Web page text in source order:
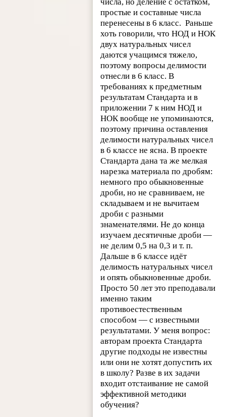
простые и составные числа
перенесены в 6 класс. Раньше
хоть говорили, что НОД и НОК
двух натуральных чисел
даются учащимся тяжело,
поэтому вопросы делимости
отнесли в 6 класс. В
требованиях к предметным
результатам Стандарта и в
приложении 7 к ним НОД и
НОК вообще не упоминаются,
поэтому причина оставления
делимости натуральных чисел
в 6 классе не ясна. В проекте
Стандарта дана та же мелкая
нарезка материала по дробям:
немного про обыкновенные
дроби, но не сравниваем, не
складываем и не вычитаем
дроби с разными
знаменателями. Не до конца
изучаем десятичные дроби —
не делим 0,5 на 0,3 и т. п.
Дальше в 6 классе идёт
делимость натуральных чисел
и опять обыкновенные дроби.
Просто 50 лет это преподавали
именно таким
противоестественным
способом — с известными
результатами. У меня вопрос:
авторам проекта Стандарта
другие подходы не известны
или они не хотят допустить их
в школу? Разве в их задачи
входит отстаивание не самой
эффективной методики
обучения?